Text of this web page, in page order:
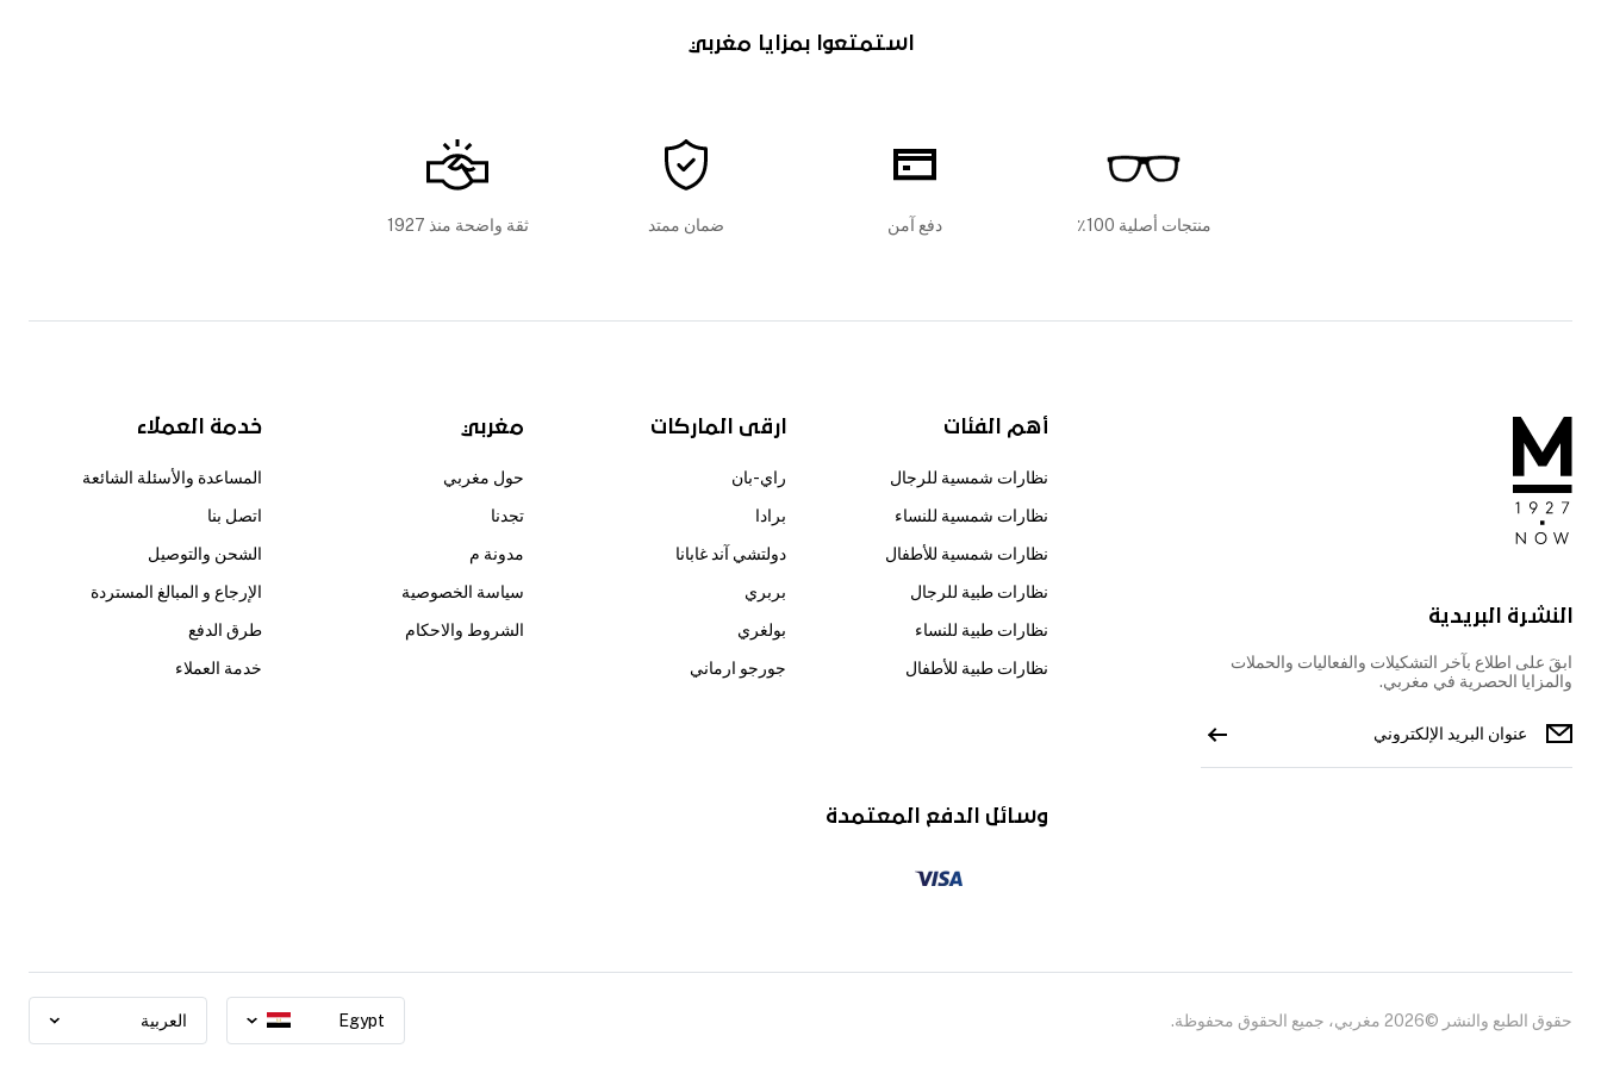
استمتعوا بمزايا مغربي
منتجات أصلية 100٪ دفع آمن ضمان ممتد ثقة واضحة منذ 1927
النشرة البريدية
ابقَ على اطلاع بآخر التشكيلات والفعاليات والحملات
والمزايا الحصرية في مغربي.
أهم الفئات
نظارات شمسية للرجال
نظارات شمسية للنساء
نظارات شمسية للأطفال
نظارات طبية للرجال
نظارات طبية للنساء
نظارات طبية للأطفال
ارقى الماركات
راي-بان
برادا
دولتشي آند غابانا
بربري
بولغري
جورجو ارماني
مغربي
حول مغربي
تجدنا
مدونة م
سياسة الخصوصية
الشروط والاحكام
خدمة العملاء
المساعدة والأسئلة الشائعة
اتصل بنا
الشحن والتوصيل
الإرجاع و المبالغ المستردة
طرق الدفع
خدمة العملاء
وسائل الدفع المعتمدة
حقوق الطبع والنشر ©2026 مغربي، جميع الحقوق محفوظة. Egypt العربية